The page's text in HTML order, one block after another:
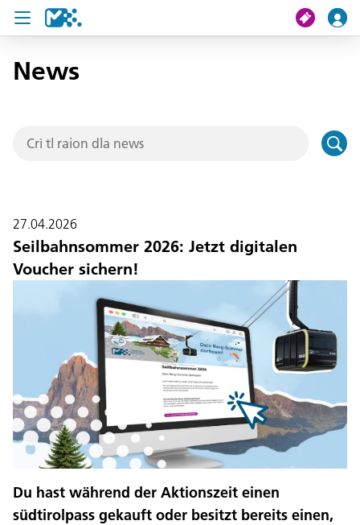
Crissa
News
Servisc y cuntat
News
27.04.2026
Seilbahnsommer 2026: Jetzt digitalen
Voucher sichern!
Du hast während der Aktionszeit einen
südtirolpass gekauft oder besitzt bereits einen,